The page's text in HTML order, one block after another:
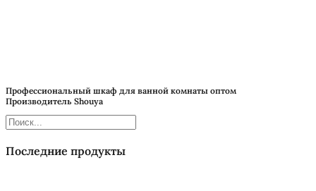
Профессиональный шкаф для ванной комнаты оптом
Производитель Shouya
Поиск
Последние продукты